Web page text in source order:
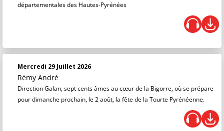
départementales des Hautes-Pyrénées
Mercredi 29 Juillet 2026
Rémy André
Direction Galan, sept cents âmes au cœur de la Bigorre, où se prépare
pour dimanche prochain, le 2 août, la fête de la Tourte Pyrénéenne.